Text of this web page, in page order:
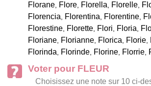
Florane, Flore, Florella, Florelle,
Florencia, Florentina, Florentine,
Florestine, Florette, Flori, Floria,
Floriane, Florianne, Florica, Florie,
Florinda, Florinde, Florine, Florrie,
Voter pour FLEUR
Choisissez une note sur 10 ci-